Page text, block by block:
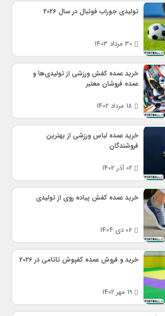
تولیدی جوراب فوتبال در سال 2026
30 مرداد 1403
خرید عمده کفش ورزشی از تولیدی‌ها و
عمده فروشان معتبر
18 مرداد 1402
خرید عمده لباس ورزشی از بهترین
فروشندگان
02 آذر 1402
خرید عمده کفش پیاده روی از تولیدی
06 دی 1404
خرید و فروش عمده کفپوش تاتامی در 2026
19 مهر 1402